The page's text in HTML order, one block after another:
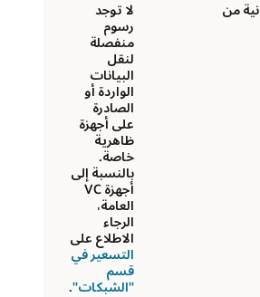
من
لا توجد
رسوم
منفصلة
لنقل
البيانات
الواردة أو
الصادرة
على أجهزة
ظاهرية
خاصة.
بالنسبة إلى
أجهزة VC
العامة،
الرجاء
الاطلاع على
التسعير في
قسم
"الشبكات".